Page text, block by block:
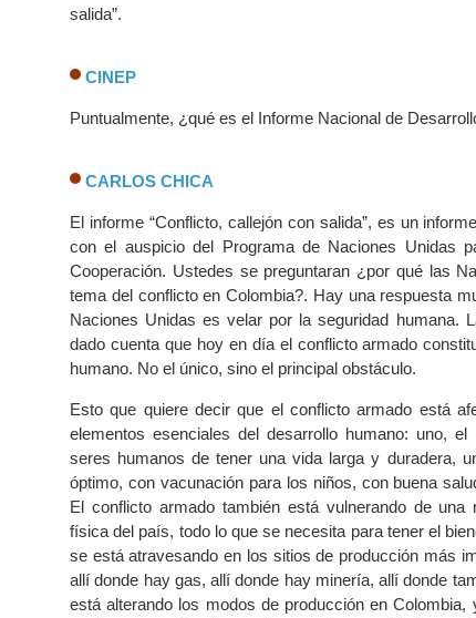
salida”.
CINEP
Puntualmente, ¿qué es el Informe Nacional de
CARLOS CHICA
El informe “Conflicto, callejón con salida”, es un
con el auspicio del Programa de Naciones Unidas
Cooperación. Ustedes se preguntaran ¿por qué las
tema del conflicto en Colombia?. Hay una respuesta
Naciones Unidas es velar por la seguridad humana.
dado cuenta que hoy en día el conflicto armado
humano. No el único, sino el principal obstáculo.
Esto que quiere decir que el conflicto armado está
elementos esenciales del desarrollo humano: uno,
seres humanos de tener una vida larga y duradera,
óptimo, con vacunación para los niños, con buena
El conflicto armado también está vulnerando de
física del país, todo lo que se necesita para tener el
se está atravesando en los sitios de producción más
allí donde hay gas, allí donde hay minería, allí donde
está alterando los modos de producción en